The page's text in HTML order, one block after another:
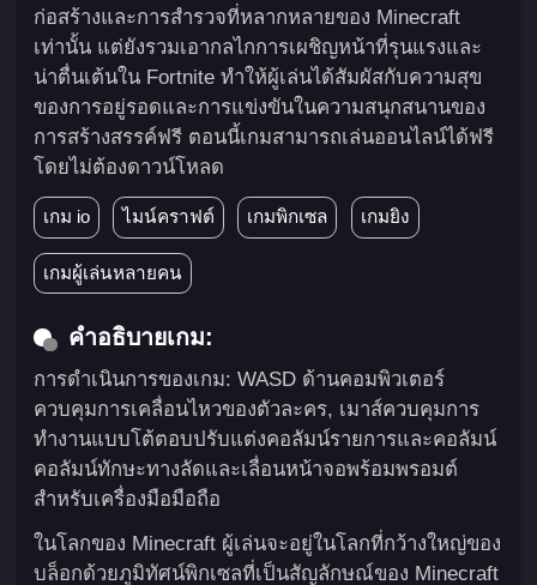
ก่อสร้างและการสำรวจที่หลากหลายของ Minecraft
เท่านั้น แต่ยังรวมเอากลไกการเผชิญหน้าที่รุนแรงและ
น่าตื่นเต้นใน Fortnite ทำให้ผู้เล่นได้สัมผัสกับความสุข
ของการอยู่รอดและการแข่งขันในความสนุกสนานของ
การสร้างสรรค์ฟรี ตอนนี้เกมสามารถเล่นออนไลน์ได้ฟรี
โดยไม่ต้องดาวน์โหลด
เกม io ไมน์คราฟต์ เกมพิกเซล เกมยิง
เกมผู้เล่นหลายคน
คำอธิบายเกม:
การดำเนินการของเกม: WASD ด้านคอมพิวเตอร์
ควบคุมการเคลื่อนไหวของตัวละคร, เมาส์ควบคุมการ
ทำงานแบบโต้ตอบปรับแต่งคอลัมน์รายการและคอลัมน์
คอลัมน์ทักษะทางลัดและเลื่อนหน้าจอพร้อมพรอมต์
สำหรับเครื่องมือมือถือ
ในโลกของ Minecraft ผู้เล่นจะอยู่ในโลกที่กว้างใหญ่ของ
บล็อกด้วยภูมิทัศน์พิกเซลที่เป็นสัญลักษณ์ของ Minecraft